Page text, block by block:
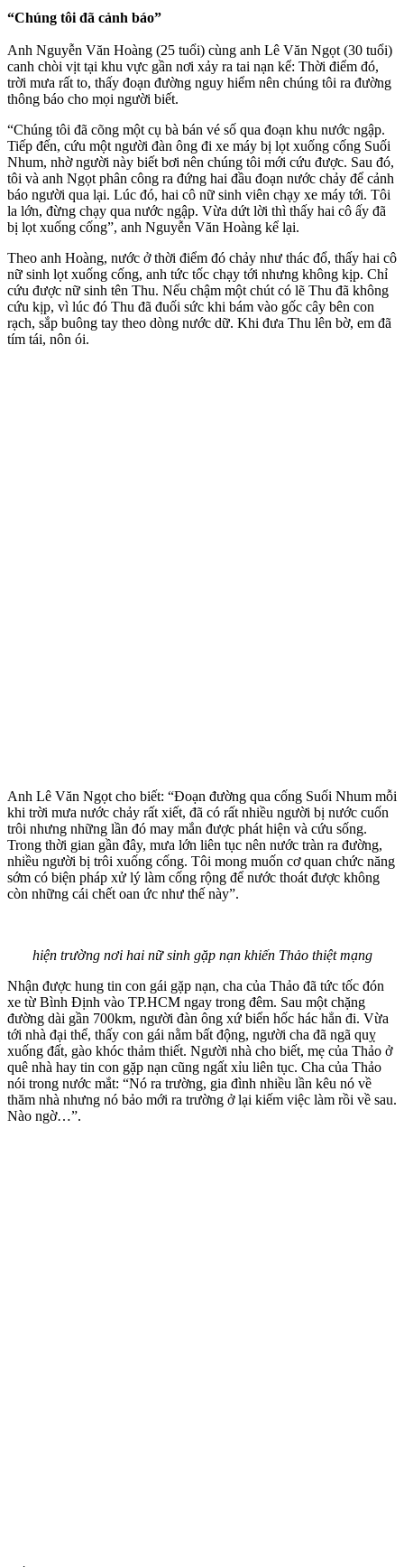
“Chúng tôi đã cảnh báo”
Anh Nguyễn Văn Hoàng (25 tuổi) cùng anh Lê Văn Ngọt (30 tuổi)
canh chòi vịt tại khu vực gần nơi xảy ra tai nạn kể: Thời điểm đó,
trời mưa rất to, thấy đoạn đường nguy hiểm nên chúng tôi ra đường
thông báo cho mọi người biết.
“Chúng tôi đã cõng một cụ bà bán vé số qua đoạn khu nước ngập.
Tiếp đến, cứu một người đàn ông đi xe máy bị lọt xuống cống Suối
Nhum, nhờ người này biết bơi nên chúng tôi mới cứu được. Sau đó,
tôi và anh Ngọt phân công ra đứng hai đầu đoạn nước chảy để cảnh
báo người qua lại. Lúc đó, hai cô nữ sinh viên chạy xe máy tới. Tôi
la lớn, đừng chạy qua nước ngập. Vừa dứt lời thì thấy hai cô ấy đã
bị lọt xuống cống”, anh Nguyễn Văn Hoàng kể lại.
Theo anh Hoàng, nước ở thời điểm đó chảy như thác đổ, thấy hai cô
nữ sinh lọt xuống cống, anh tức tốc chạy tới nhưng không kịp. Chỉ
cứu được nữ sinh tên Thu. Nếu chậm một chút có lẽ Thu đã không
cứu kịp, vì lúc đó Thu đã đuối sức khi bám vào gốc cây bên con
rạch, sắp buông tay theo dòng nước dữ. Khi đưa Thu lên bờ, em đã
tím tái, nôn ói.
Anh Lê Văn Ngọt cho biết: “Đoạn đường qua cống Suối Nhum mỗi
khi trời mưa nước chảy rất xiết, đã có rất nhiều người bị nước cuốn
trôi nhưng những lần đó may mắn được phát hiện và cứu sống.
Trong thời gian gần đây, mưa lớn liên tục nên nước tràn ra đường,
nhiều người bị trôi xuống cống. Tôi mong muốn cơ quan chức năng
sớm có biện pháp xử lý làm cống rộng để nước thoát được không
còn những cái chết oan ức như thế này”.
hiện trường nơi hai nữ sinh gặp nạn khiến Thảo thiệt mạng
Nhận được hung tin con gái gặp nạn, cha của Thảo đã tức tốc đón
xe từ Bình Định vào TP.HCM ngay trong đêm. Sau một chặng
đường dài gần 700km, người đàn ông xứ biển hốc hác hẳn đi. Vừa
tới nhà đại thể, thấy con gái nằm bất động, người cha đã ngã quỵ
xuống đất, gào khóc thảm thiết. Người nhà cho biết, mẹ của Thảo ở
quê nhà hay tin con gặp nạn cũng ngất xỉu liên tục. Cha của Thảo
nói trong nước mắt: “Nó ra trường, gia đình nhiều lần kêu nó về
thăm nhà nhưng nó bảo mới ra trường ở lại kiếm việc làm rồi về sau.
Nào ngờ…”.